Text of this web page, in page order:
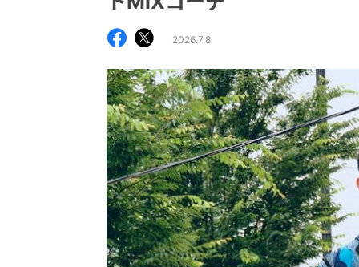
2026.7.8